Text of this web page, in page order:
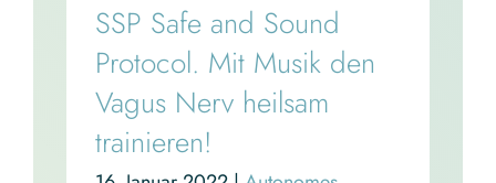
SSP Safe and Sound
Protocol. Mit Musik den
Vagus Nerv heilsam
trainieren!